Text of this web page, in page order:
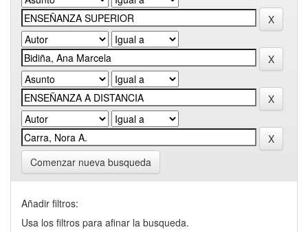
Comenzar nueva busqueda
Añadir filtros:
Usa los filtros para afinar la busqueda.